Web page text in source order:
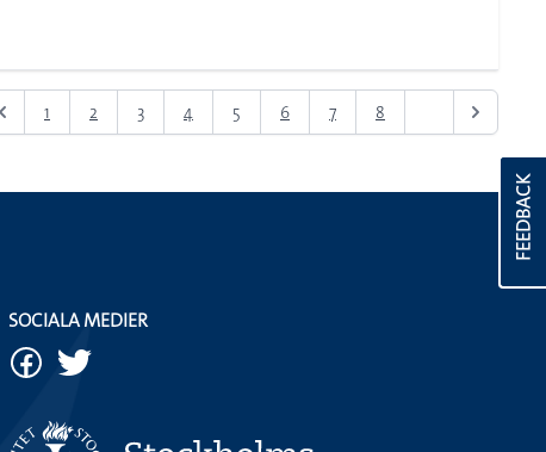
1 2 3 4 5 6 7 8
FEEDBACK
SOCIALA MEDIER